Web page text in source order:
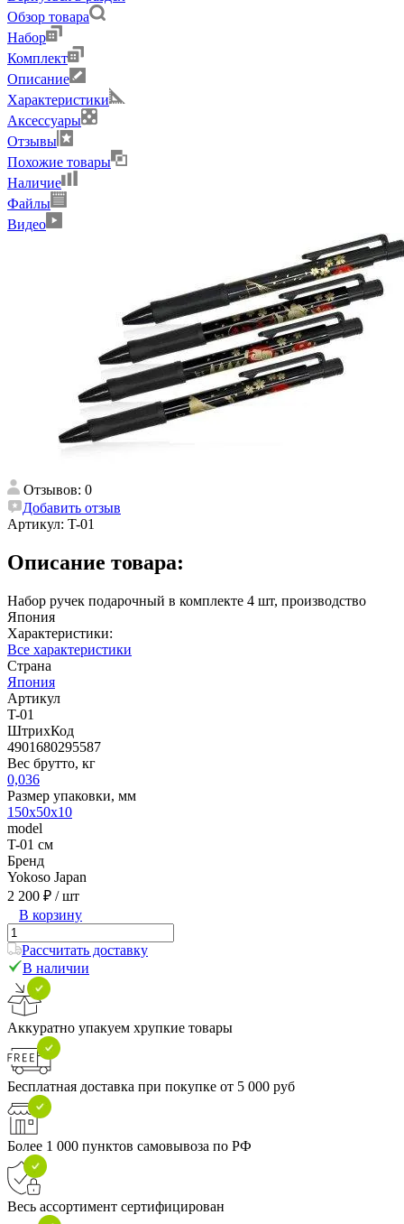
Обзор товара
Набор
Комплект
Описание
Характеристики
Аксессуары
Отзывы
Похожие товары
Наличие
Файлы
Видео
Отзывов: 0
Добавить отзыв
Артикул: T-01
Описание товара:
Набор ручек подарочный в комплекте 4 шт, производство
Япония
Характеристики:
Все характеристики
Страна
Япония
Артикул
T-01
ШтрихКод
4901680295587
Вес брутто, кг
0,036
Размер упаковки, мм
150x50x10
model
T-01 см
Бренд
Yokoso Japan
2 200 ₽ / шт
В корзину
Рассчитать доставку
В наличии
Аккуратно упакуем хрупкие товары
Бесплатная доставка при покупке от 5 000 руб
Более 1 000 пунктов самовывоза по РФ
Весь ассортимент сертифицирован